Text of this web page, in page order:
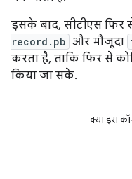
इसके बाद, सीटीएस
record.pb और मौजूदा
करता है, ताकि फिर से
किया जा सके.
क्या इस